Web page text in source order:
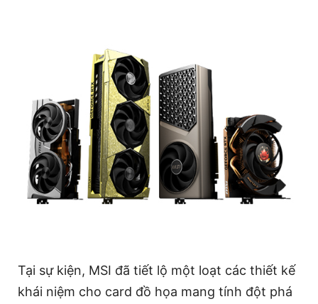
Tại sự kiện, MSI đã tiết lộ một loạt các thiết kế
khái niệm cho card đồ họa mang tính đột phá